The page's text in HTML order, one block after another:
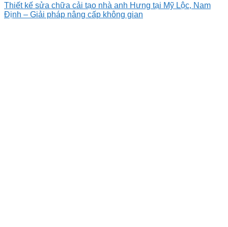
Thiết kế sửa chữa cải tạo nhà anh Hưng tại Mỹ Lộc, Nam
Định – Giải pháp nâng cấp không gian